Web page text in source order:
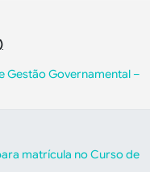
Gestão Governamental –
matrícula no Curso de